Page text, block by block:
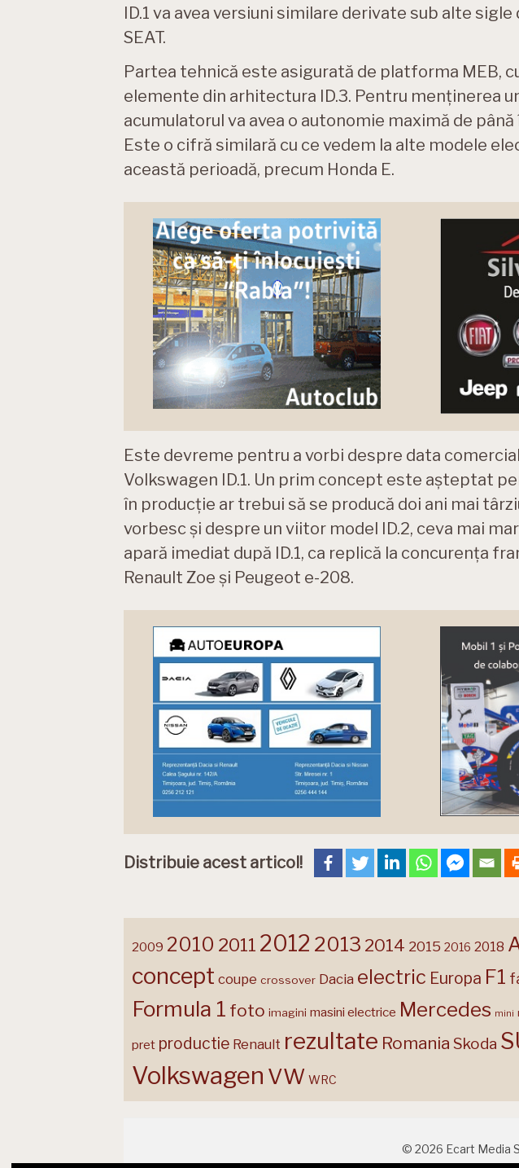
ID.1 va avea versiuni similare derivate sub alte sigle
SEAT.
Partea tehnică este asigurată de platforma MEB,
elemente din arhitectura ID.3. Pentru menținerea
acumulatorul va avea o autonomie maximă de
Este o cifră similară cu ce vedem la alte modele
această perioadă, precum Honda E.
Este devreme pentru a vorbi despre data
Volkswagen ID.1. Un prim concept este așteptat
în producție ar trebui să se producă doi ani mai
vorbesc și despre un viitor model ID.2, ceva mai
apară imediat după ID.1, ca replică la concurența
Renault Zoe și Peugeot e-208.
Distribuie acest articol!
2009 2010 2011 2012 2013 2014 2015 2016 2018
concept coupe crossover Dacia electric Europa F1
Formula 1 foto imagini masini electrice Mercedes mini
pret productie Renault rezultate Romania Skoda
Volkswagen VW WRC
© 2026 Ecart Media